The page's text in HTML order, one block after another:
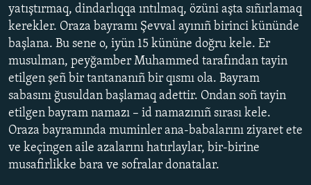
RFE/RS bütün saytları
yatıştırmaq, dindarlıqqa ıntılmaq, özüni aşta sıñırlamaq
kerekler. Oraza bayramı Şevval ayınıñ birinci kününde
başlana. Bu sene o, iyün 15 kününe doğru kele. Er
musulman, peyğamber Muhammed tarafından tayin
etilgen şeñ bir tantananıñ bir qısmı ola. Bayram
sabasını ğusuldan başlamaq adettir. Ondan soñ tayin
etilgen bayram namazı – id namazınıñ sırası kele.
Oraza bayramında muminler ana-babalarını ziyaret ete
ve keçingen aile azalarını hatırlaylar, bir-birine
musafirlikke bara ve sofralar donatalar.